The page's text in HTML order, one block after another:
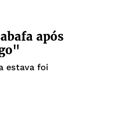
após
estava foi